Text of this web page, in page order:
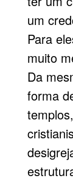
um
Para
muito
Da
forma